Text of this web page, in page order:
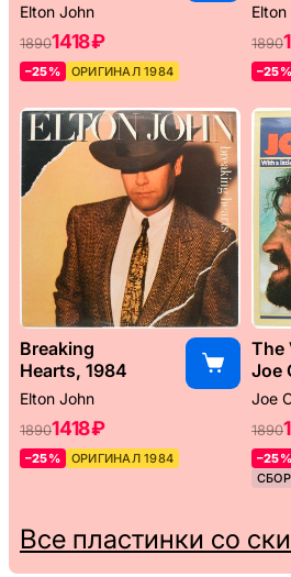
Elton John
18901418 ₽
–25% ОРИГИНАЛ 1984
1890
–25%
Breaking
Hearts, 1984
Elton John
18901418 ₽
–25% ОРИГИНАЛ 1984
The
Joe
Joe
1890
–25%
Все пластинки со